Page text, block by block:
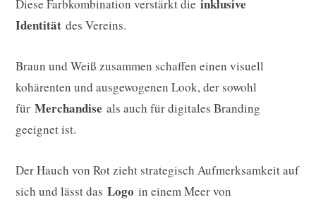
Diese Farbkombination verstärkt die inklusive
Identität des Vereins.
Braun und Weiß zusammen schaffen einen visuell
kohärenten und ausgewogenen Look, der sowohl
für Merchandise als auch für digitales Branding
geeignet ist.
Der Hauch von Rot zieht strategisch Aufmerksamkeit auf
sich und lässt das Logo in einem Meer von